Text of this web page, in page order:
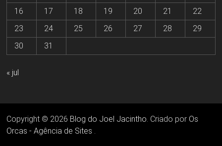
16
17 18 19 20 21
22
23
24 25 26 27 28
29
30
31
« jul
Copyright © 2026 Blog do Joel Jacintho. Criado por Os
Orcas - Agência de Sites .